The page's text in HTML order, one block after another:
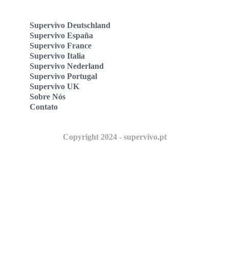
Supervivo Deutschland
Supervivo España
Supervivo France
Supervivo Italia
Supervivo Nederland
Supervivo Portugal
Supervivo UK
Sobre Nós
Contato
Copyright 2024 - supervivo.pt